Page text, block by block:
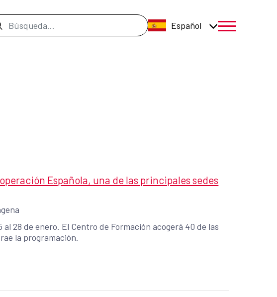
de búsqueda Español
menú móvil
Española, una de las principales sedes
28 de enero. El Centro de Formación acogerá 40 de las
la programación.